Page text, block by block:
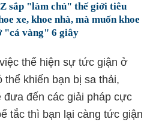
sắp "làm chủ" thế giới tiêu
xe, khoe nhà, mà muốn khoe
"cá vàng" 6 giây
thể hiện sự tức giận ở
khiến bạn bị sa thải,
đưa đến các giải pháp cực
tắc thì bạn lại càng tức giận